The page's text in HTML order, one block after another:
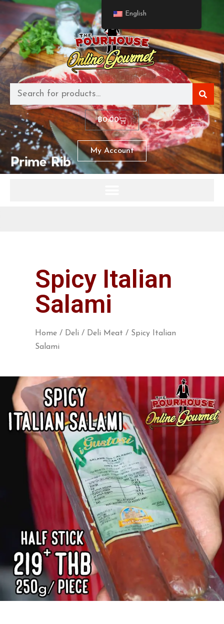
฿0.00
My Account
Spicy Italian
Salami
Home / Deli / Deli Meat / Spicy Italian
Salami
English